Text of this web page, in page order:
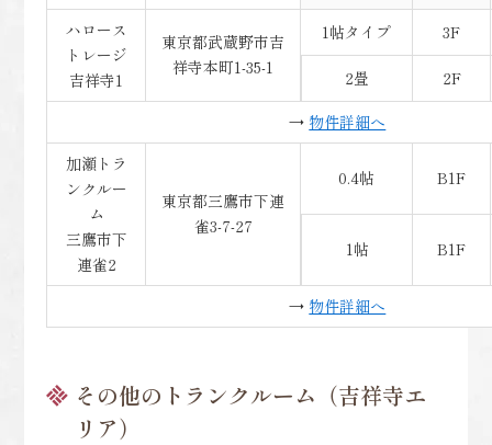
ハロース
トレージ
吉祥寺1
東京都武蔵野市吉
祥寺本町1-35-1
1帖タイプ 3F
2畳
2F
→ 物件詳細へ
加瀬トラ
ンクルー
ム
三鷹市下
連雀2
東京都三鷹市下連
雀3-7-27
0.4帖 B1F
1帖 B1F
→ 物件詳細へ
その他のトランクルーム（吉祥寺エ
リア）